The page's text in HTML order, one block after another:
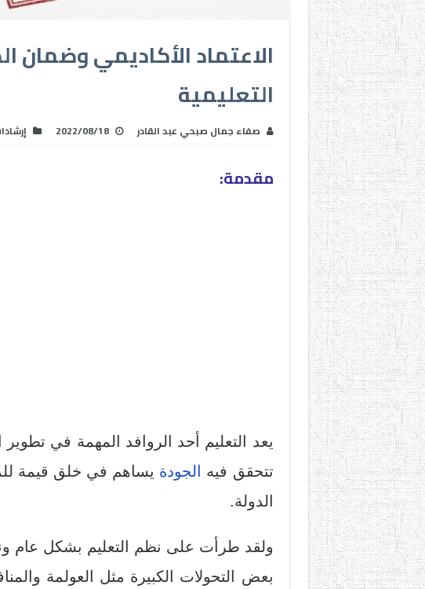
الاعتماد الأكاديمي
التعليمية
صفاء جمال صبحي عبد القادر 2022/08/18
مقدمة:
يعد التعليم أحد الروافد المهمة في تطوير
تتحقق فيه
الجودة يساهم في خلق قيمة
الدولة.
ولقد طرأت على نظم التعليم بشكل عام
بعض التحولات الكبيرة مثل العولمة